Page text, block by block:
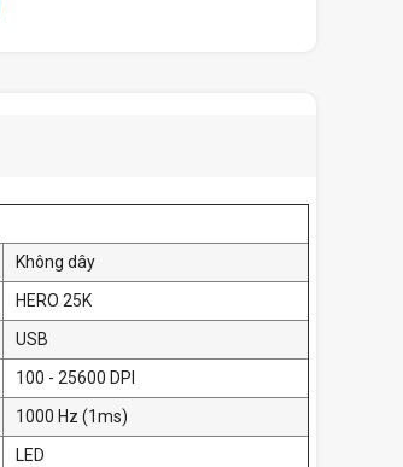
Không dây
HERO 25K
USB
100 - 25600 DPI
1000 Hz (1ms)
LED